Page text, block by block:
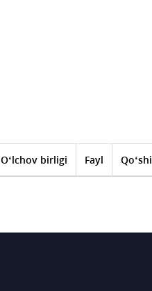
O‘lchov birligi Fayl